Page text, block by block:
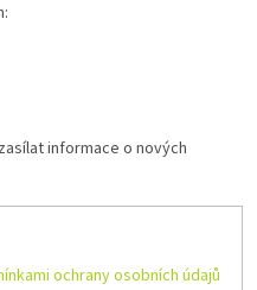
informace o nových
ochrany osobních údajů